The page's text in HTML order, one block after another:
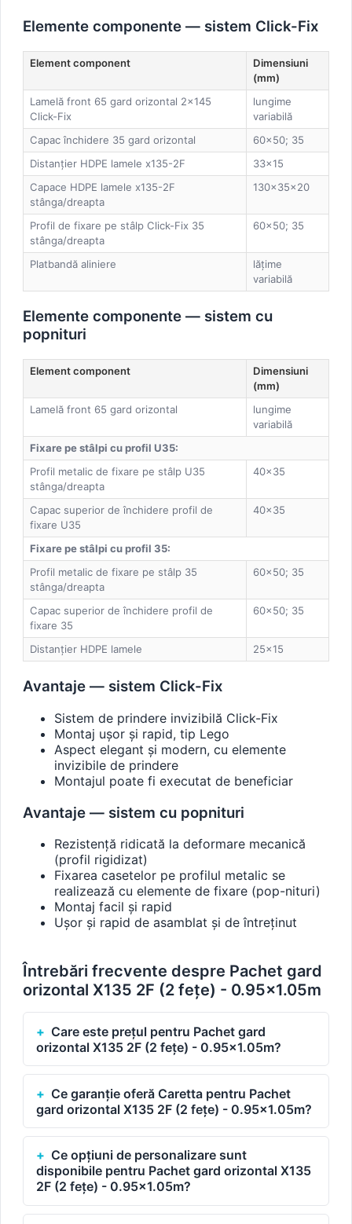
Elemente componente — sistem Click-Fix
Element component
Dimensiuni
(mm)
Lamelă front 65 gard orizontal 2×145
Click-Fix
lungime
variabilă
Capac închidere 35 gard orizontal
60×50; 35
Distanțier HDPE lamele x135-2F
33×15
Capace HDPE lamele x135-2F
stânga/dreapta
130×35×20
Profil de fixare pe stâlp Click-Fix 35
stânga/dreapta
60×50; 35
Platbandă aliniere
lățime
variabilă
Elemente componente — sistem cu
popnituri
Element component
Dimensiuni
(mm)
Lamelă front 65 gard orizontal
lungime
variabilă
Fixare pe stâlpi cu profil U35:
Profil metalic de fixare pe stâlp U35
stânga/dreapta
40×35
Capac superior de închidere profil de
fixare U35
40×35
Fixare pe stâlpi cu profil 35:
Profil metalic de fixare pe stâlp 35
stânga/dreapta
60×50; 35
Capac superior de închidere profil de
fixare 35
60×50; 35
Distanțier HDPE lamele 25×15
Avantaje — sistem Click-Fix
Sistem de prindere invizibilă Click-Fix
Montaj ușor și rapid, tip Lego
Aspect elegant și modern, cu elemente
invizibile de prindere
Montajul poate fi executat de beneficiar
Avantaje — sistem cu popnituri
Rezistență ridicată la deformare mecanică
(profil rigidizat)
Fixarea casetelor pe profilul metalic se
realizează cu elemente de fixare (pop-nituri)
Montaj facil și rapid
Ușor și rapid de asamblat și de întreținut
Întrebări frecvente despre Pachet gard
orizontal X135 2F (2 fețe) - 0.95x1.05m
Care este prețul pentru Pachet gard
orizontal X135 2F (2 fețe) - 0.95x1.05m?
Ce garanție oferă Caretta pentru Pachet
gard orizontal X135 2F (2 fețe) - 0.95x1.05m?
Ce opțiuni de personalizare sunt
disponibile pentru Pachet gard orizontal X135
2F (2 fețe) - 0.95x1.05m?